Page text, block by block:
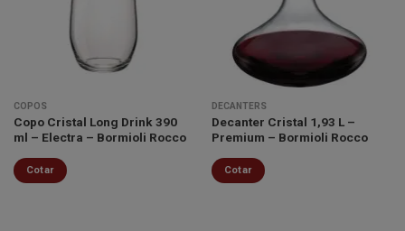
lista de
COPOS
Copo Cristal Long Drink 390
ml – Electra – Bormioli Rocco
Cotar
desejos
DECANTERS
Decanter Cristal 1,93 L –
Premium – Bormioli Rocco
Cotar